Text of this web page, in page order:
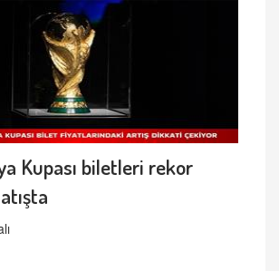
Kupası biletleri rekor